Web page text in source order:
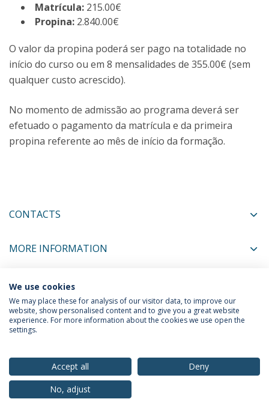
Matrícula: 215.00€
Propina: 2.840.00€
O valor da propina poderá ser pago na totalidade no
início do curso ou em 8 mensalidades de 355.00€ (sem
qualquer custo acrescido).
No momento de admissão ao programa deverá ser
efetuado o pagamento da matrícula e da primeira
propina referente ao mês de início da formação.
CONTACTS
MORE INFORMATION
COORDINATORS
Privacy Policy
© 2026 Universidade Católica Portuguesa
We use cookies
We may place these for analysis of our visitor data, to improve our
website, show personalised content and to give you a great website
experience. For more information about the cookies we use open the
settings.
Accept all
Deny
No, adjust